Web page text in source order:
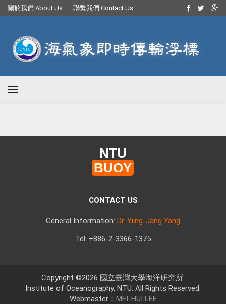
關於我們 About Us 聯繫我們 Contact Us
NTU
BUOY
CONTACT US
General Information: Dr. Yiing-Jang Yang
Tel: +886-2-3366-1375
Copyright ©2026 國立臺灣大學海洋研究所.
Institute of Oceanography, NTU. All Rights Reserved.
Webmaster： MEI-HUI LEE